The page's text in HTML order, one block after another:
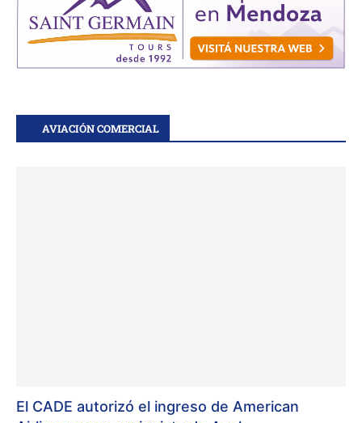
AVIACIÓN COMERCIAL
El CADE autorizó el ingreso de American